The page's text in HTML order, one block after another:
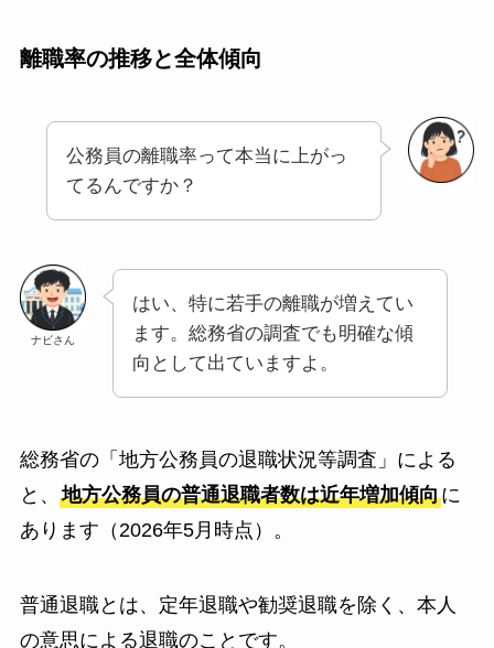
離職率の推移と全体傾向
公務員の離職率って本当に上がっ
てるんですか？
ナビさん
はい、特に若手の離職が増えてい
ます。総務省の調査でも明確な傾
向として出ていますよ。
総務省の「地方公務員の退職状況等調査」による
と、 地方公務員の普通退職者数は近年増加傾向に
あります（2026年5月時点）。
普通退職とは、定年退職や勧奨退職を除く、本人
の意思による退職のことです。